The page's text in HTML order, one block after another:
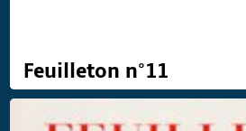
Suivre Le Bloc Note
Feuilleton n°11